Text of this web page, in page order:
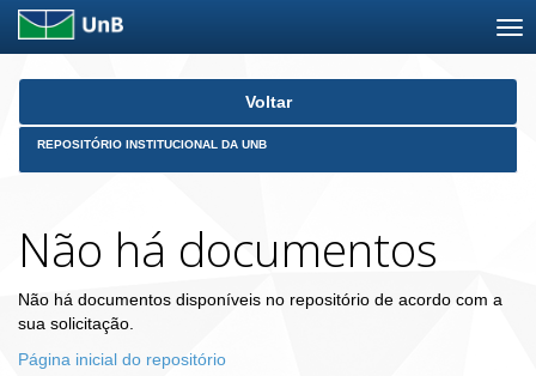
Skip
Voltar
REPOSITÓRIO INSTITUCIONAL DA UNB
Não há documentos
Não há documentos disponíveis no repositório de acordo com a
sua solicitação.
Página inicial do repositório